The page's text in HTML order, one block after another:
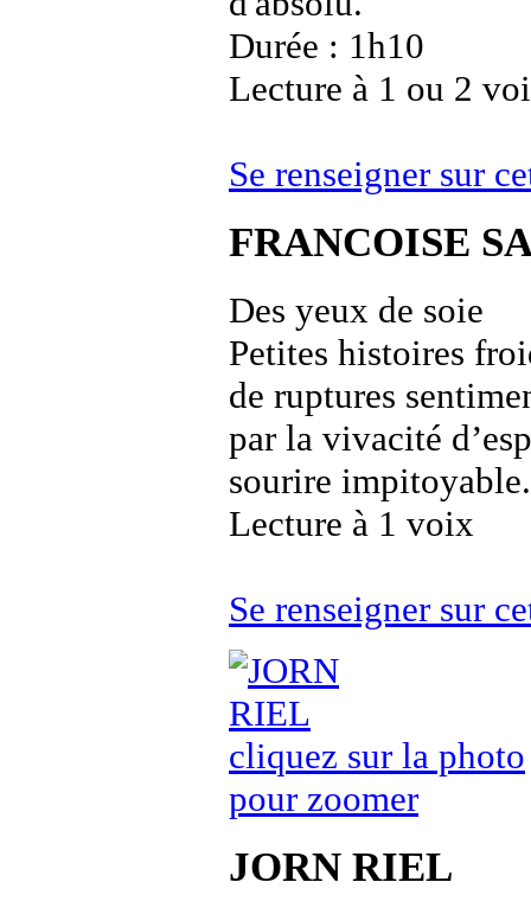
Durée : 1h10
Lecture à 1 ou 2
Se renseigner sur
FRANCOISE
Des yeux de soie
Petites histoires
de ruptures
par la vivacité
sourire impitoyable.
Lecture à 1 voix
Se renseigner sur
cliquez sur la photo
pour zoomer
JORN RIEL